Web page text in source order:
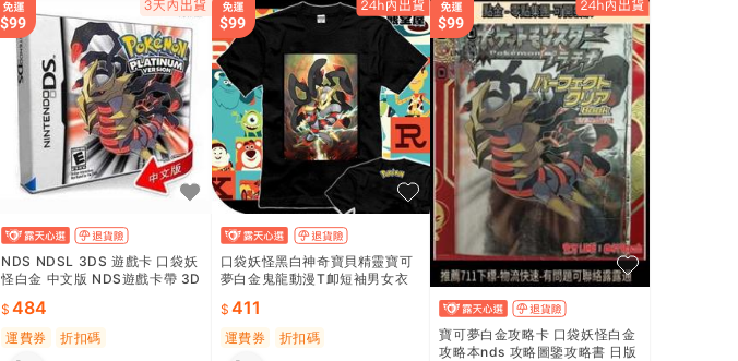
NDS NDSL 3DS 遊戲卡 口袋妖
怪白金 中文版 NDS遊戲卡帶 3D
戲484
運費券 折扣碼
口袋妖怪黑白神奇寶貝精靈寶可
夢白金鬼龍動漫T卹短袖男女衣
411
運費券 折扣碼
寶可夢白金攻略卡 口袋妖怪白金
攻略本nds 攻略圖鑒攻略書 日版